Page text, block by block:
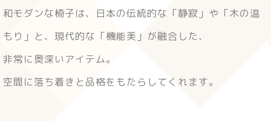
和モダンな椅子は、日本の伝統的な「静寂」や「木の温
もり」と、現代的な「機能美」が融合した、
非常に奥深いアイテム。
空間に落ち着きと品格をもたらしてくれます。